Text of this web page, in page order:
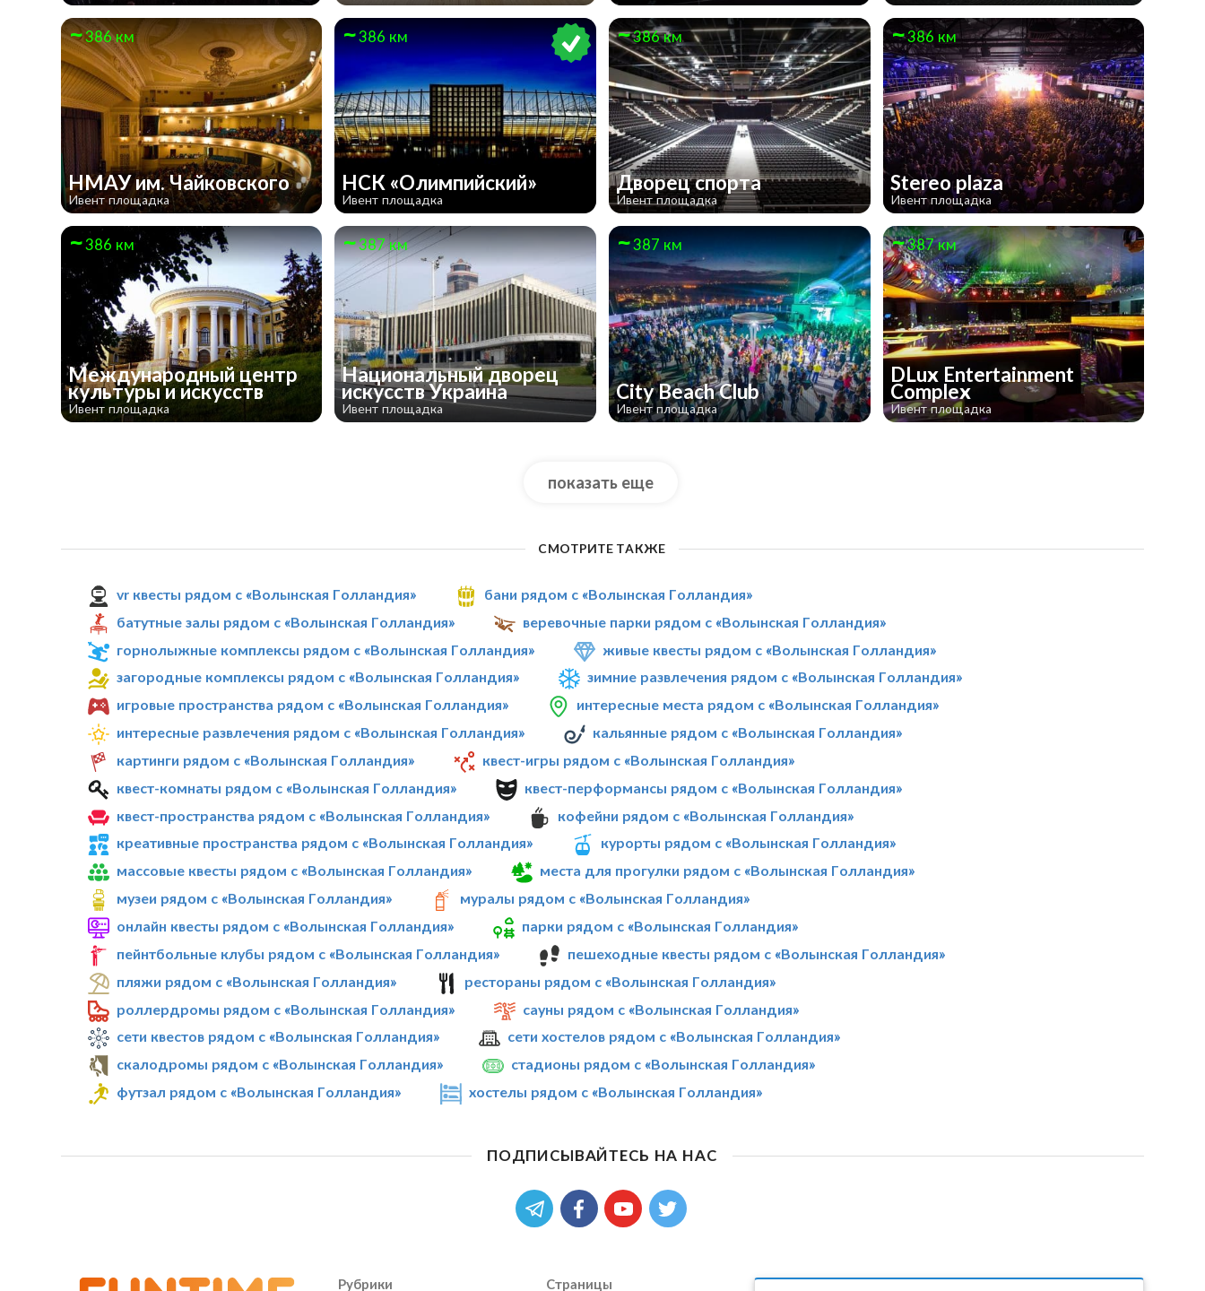
386 км
НМАУ им. Чайковского
Ивент площадка
386 км
НСК «Олимпийский»
Ивент площадка
386 км
Дворец спорта
Ивент площадка
386 км
Stereo plaza
Ивент площадка
386 км
Международный центр
культуры и искусств
Ивент площадка
387 км
Национальный дворец
искусств Украина
Ивент площадка
387 км
City Beach Club
Ивент площадка
387 км
DLux Entertainment
Complex
Ивент площадка
показать еще
СМОТРИТЕ ТАКЖЕ
vr квесты рядом с «Волынская Голландия»
бани рядом с «Волынская Голландия»
батутные залы рядом с «Волынская Голландия»
веревочные парки рядом с «Волынская Голландия»
горнолыжные комплексы рядом с «Волынская Голландия»
живые квесты рядом с «Волынская Голландия»
загородные комплексы рядом с «Волынская Голландия»
зимние развлечения рядом с «Волынская Голландия»
игровые пространства рядом с «Волынская Голландия»
интересные места рядом с «Волынская Голландия»
интересные развлечения рядом с «Волынская Голландия»
кальянные рядом с «Волынская Голландия»
картинги рядом с «Волынская Голландия»
квест-игры рядом с «Волынская Голландия»
квест-комнаты рядом с «Волынская Голландия»
квест-перформансы рядом с «Волынская Голландия»
квест-пространства рядом с «Волынская Голландия»
кофейни рядом с «Волынская Голландия»
креативные пространства рядом с «Волынская Голландия»
курорты рядом с «Волынская Голландия»
массовые квесты рядом с «Волынская Голландия»
места для прогулки рядом с «Волынская Голландия»
музеи рядом с «Волынская Голландия»
муралы рядом с «Волынская Голландия»
онлайн квесты рядом с «Волынская Голландия»
парки рядом с «Волынская Голландия»
пейнтбольные клубы рядом с «Волынская Голландия»
пешеходные квесты рядом с «Волынская Голландия»
пляжи рядом с «Волынская Голландия»
рестораны рядом с «Волынская Голландия»
роллердромы рядом с «Волынская Голландия»
сауны рядом с «Волынская Голландия»
сети квестов рядом с «Волынская Голландия»
сети хостелов рядом с «Волынская Голландия»
скалодромы рядом с «Волынская Голландия»
стадионы рядом с «Волынская Голландия»
футзал рядом с «Волынская Голландия»
хостелы рядом с «Волынская Голландия»
ПОДПИСЫВАЙТЕСЬ НА НАС
Рубрики Страницы